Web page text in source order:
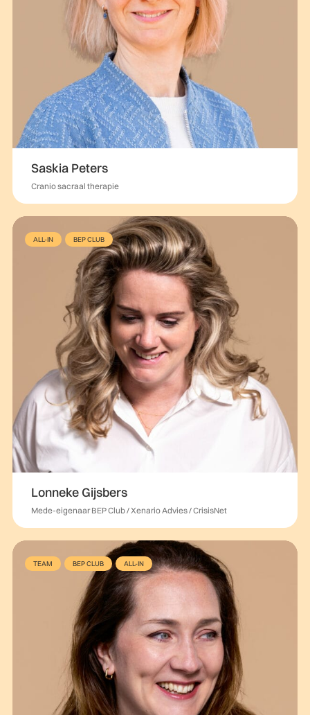
Saskia Peters
Cranio sacraal therapie
ALL-IN BEP CLUB
Lonneke Gijsbers
Mede-eigenaar BEP Club / Xenario Advies / CrisisNet
TEAM BEP CLUB ALL-IN